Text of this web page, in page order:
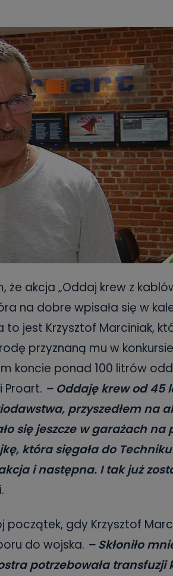
że akcja „Oddaj krew z
na dobre wpisała się w
jest Krzysztof Marciniak,
przyznaną mu w
koncie ponad 100 litrów
Proart. – Oddaję krew od 45
przyszedłem na
się jeszcze w garażach na
która sięgała do
i następna. I tak już
gdy Krzysztof
do wojska. – Skłoniło
potrzebowała transfuzji